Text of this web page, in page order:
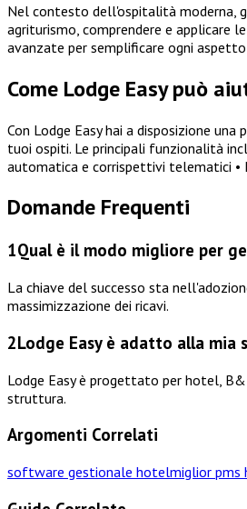
Nel contesto dell'ospitalità moderna,
agriturismo, comprendere e applicare
avanzate per semplificare ogni
Come Lodge Easy può
Con Lodge Easy hai a disposizione
tuoi ospiti. Le principali funzionalità
automatica e corrispettivi telematici •
Domande Frequenti
1Qual è il modo migliore per
La chiave del successo sta
massimizzazione dei ricavi.
2Lodge Easy è adatto alla mia
Lodge Easy è progettato per hotel,
struttura.
Argomenti Correlati
software gestionale hotelmiglior